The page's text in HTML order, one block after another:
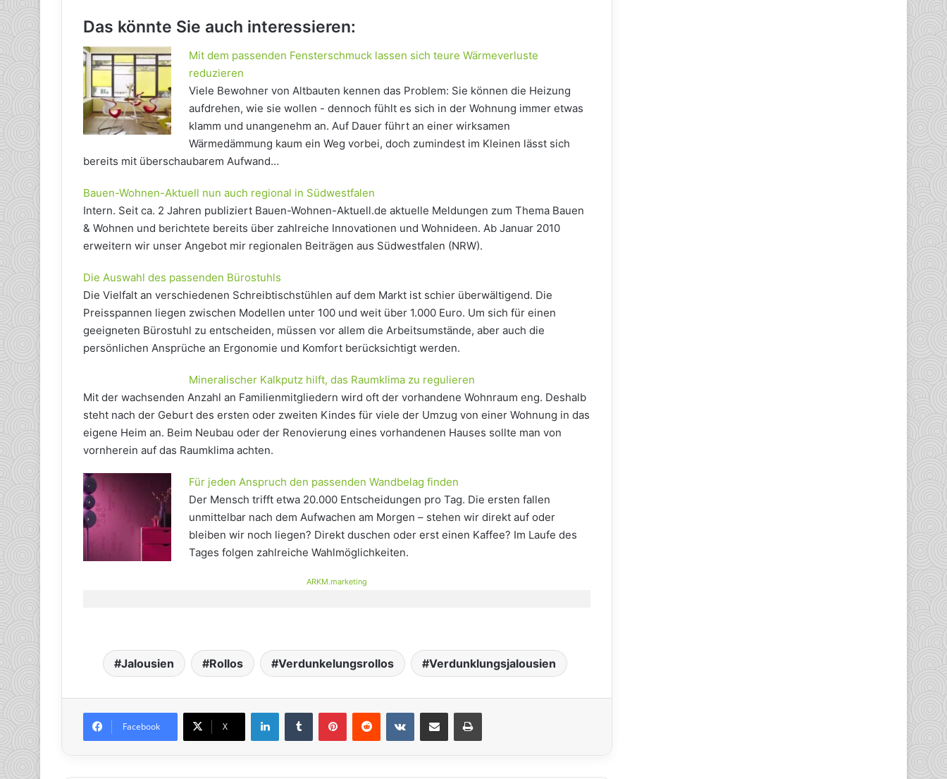
Das könnte Sie auch interessieren:
Mit dem passenden Fensterschmuck lassen sich teure Wärmeverluste
reduzieren
Viele Bewohner von Altbauten kennen das Problem: Sie können die Heizung
aufdrehen, wie sie wollen - dennoch fühlt es sich in der Wohnung immer etwas
klamm und unangenehm an. Auf Dauer führt an einer wirksamen
Wärmedämmung kaum ein Weg vorbei, doch zumindest im Kleinen lässt sich
bereits mit überschaubarem Aufwand…
Bauen-Wohnen-Aktuell nun auch regional in Südwestfalen
Intern. Seit ca. 2 Jahren publiziert Bauen-Wohnen-Aktuell.de aktuelle Meldungen zum Thema Bauen
& Wohnen und berichtete bereits über zahlreiche Innovationen und Wohnideen. Ab Januar 2010
erweitern wir unser Angebot mir regionalen Beiträgen aus Südwestfalen (NRW).
Die Auswahl des passenden Bürostuhls
Die Vielfalt an verschiedenen Schreibtischstühlen auf dem Markt ist schier überwältigend. Die
Preisspannen liegen zwischen Modellen unter 100 und weit über 1.000 Euro. Um sich für einen
geeigneten Bürostuhl zu entscheiden, müssen vor allem die Arbeitsumstände, aber auch die
persönlichen Ansprüche an Ergonomie und Komfort berücksichtigt werden.
Mineralischer Kalkputz hilft, das Raumklima zu regulieren
Mit der wachsenden Anzahl an Familienmitgliedern wird oft der vorhandene Wohnraum eng. Deshalb
steht nach der Geburt des ersten oder zweiten Kindes für viele der Umzug von einer Wohnung in das
eigene Heim an. Beim Neubau oder der Renovierung eines vorhandenen Hauses sollte man von
vornherein auf das Raumklima achten.
Für jeden Anspruch den passenden Wandbelag finden
Der Mensch trifft etwa 20.000 Entscheidungen pro Tag. Die ersten fallen
unmittelbar nach dem Aufwachen am Morgen – stehen wir direkt auf oder
bleiben wir noch liegen? Direkt duschen oder erst einen Kaffee? Im Laufe des
Tages folgen zahlreiche Wahlmöglichkeiten.
ARKM.marketing
Jalousien Rollos Verdunkelungsrollos Verdunklungsjalousien
Facebook X